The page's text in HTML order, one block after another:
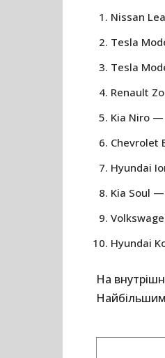
Nissan
Tesla
Tesla
Renault
Kia Niro —
Chevrolet
Hyundai
Kia Soul
Hyundai
На